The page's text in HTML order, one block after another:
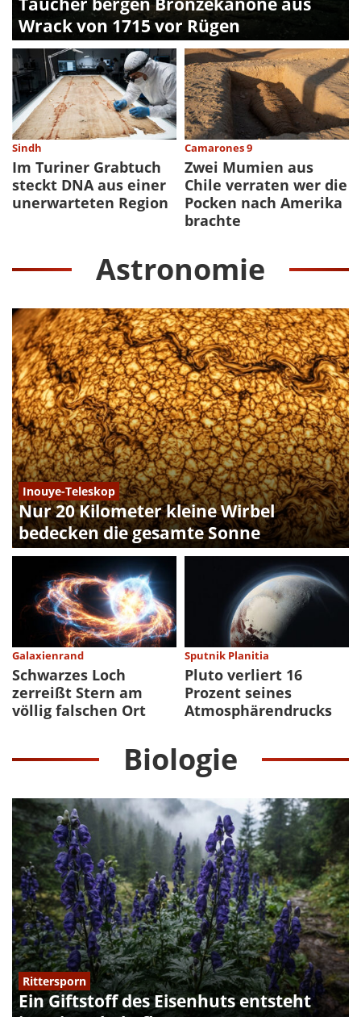
Wrack von 1715 vor Rügen
Sindh
Im Turiner Grabtuch
steckt DNA aus einer
unerwarteten Region
Camarones 9
Zwei Mumien aus
Chile verraten wer die
Pocken nach Amerika
brachte
Astronomie
Inouye-Teleskop
Nur 20 Kilometer kleine Wirbel
bedecken die gesamte Sonne
Galaxienrand
Schwarzes Loch
zerreißt Stern am
völlig falschen Ort
Sputnik Planitia
Pluto verliert 16
Prozent seines
Atmosphärendrucks
Biologie
Rittersporn
Ein Giftstoff des Eisenhuts entsteht